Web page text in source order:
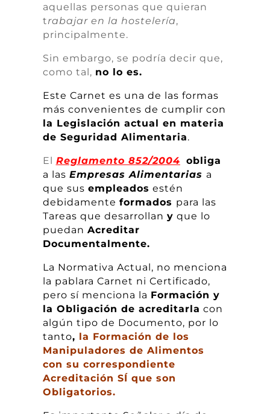
aquellas personas que quieran
trabajar en la hostelería,
principalmente.
Sin embargo, se podría decir que,
como tal, no lo es.
Este Carnet es una de las formas
más convenientes de cumplir con
la Legislación actual en materia
de Seguridad Alimentaria.
El Reglamento 852/2004 obliga
a las Empresas Alimentarias a
que sus empleados estén
debidamente formados para las
Tareas que desarrollan y que lo
puedan Acreditar
Documentalmente.
La Normativa Actual, no menciona
la pablara Carnet ni Certificado,
pero sí menciona la Formación y
la Obligación de acreditarla con
algún tipo de Documento, por lo
tanto, la Formación de los
Manipuladores de Alimentos
con su correspondiente
Acreditación SÍ que son
Obligatorios.